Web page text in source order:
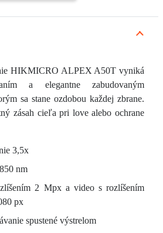
HIKMICRO ALPEX A50T vyniká
a elegantne zabudovaným
sa stane ozdobou každej zbrane.
zásah cieľa pri love alebo ochrane
3,5x
nm
2 Mpx a video s rozlíšením
px
spustené výstrelom